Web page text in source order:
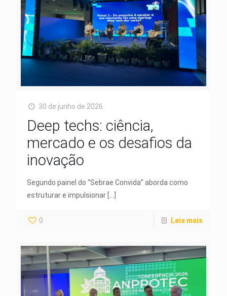
30 de junho de 2026
Deep techs: ciência,
mercado e os desafios da
inovação
Segundo painel do “Sebrae Convida” aborda como
estruturar e impulsionar […]
0 Leia mais